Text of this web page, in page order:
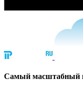
Cамый масштабный